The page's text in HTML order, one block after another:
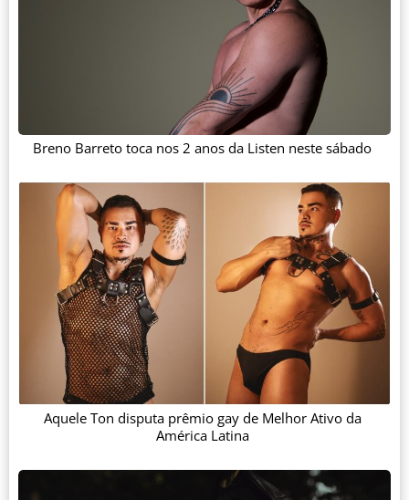
Breno Barreto toca nos 2 anos da Listen neste sábado
Aquele Ton disputa prêmio gay de Melhor Ativo da
América Latina